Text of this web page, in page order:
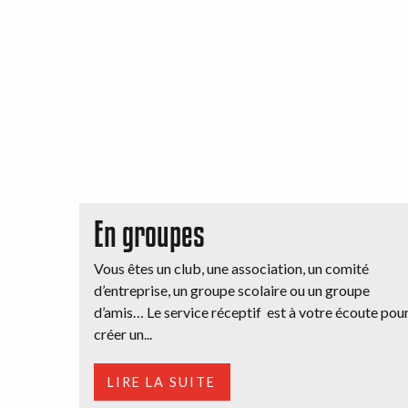
En groupes
Vous êtes un club, une association, un comité
d’entreprise, un groupe scolaire ou un groupe
d’amis… Le service réceptif est à votre écoute
créer un...
LIRE LA SUITE